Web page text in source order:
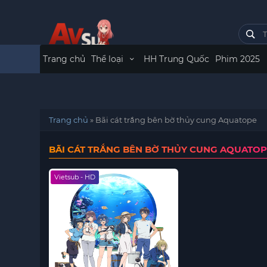
Trang chủ Thể loại HH Trung Quốc Phim 2025
Trang chủ » Bãi cát trắng bên bờ thủy cung Aquatope
BÃI CÁT TRẮNG BÊN BỜ THỦY CUNG
Vietsub - HD